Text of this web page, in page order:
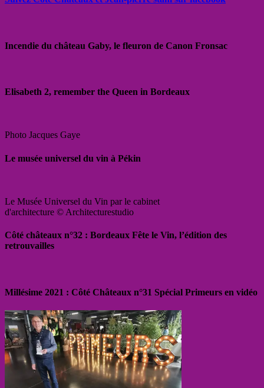
Incendie du château Gaby, le fleuron de Canon Fronsac
Elisabeth 2, remember the Queen in Bordeaux
Photo Jacques Gaye
Le musée universel du vin à Pékin
Le Musée Universel du Vin par le cabinet
d'architecture © Architecturestudio
Côté châteaux n°32 : Bordeaux Fête le Vin, l’édition des
retrouvailles
Millésime 2021 : Côté Châteaux n°31 Spécial Primeurs en vidéo